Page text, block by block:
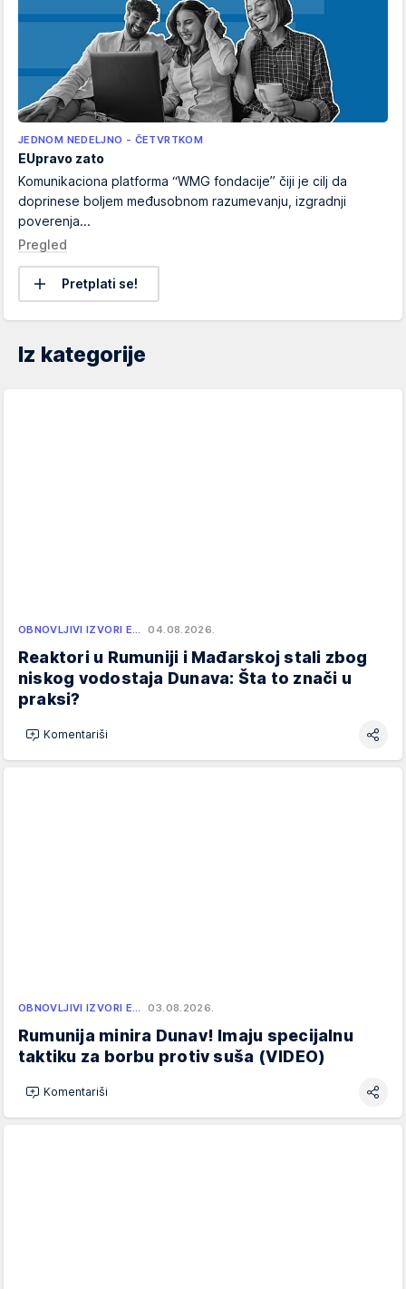
JEDNOM NEDELJNO - ČETVRTKOM
EUpravo zato
Komunikaciona platforma “WMG fondacije” čiji je cilj da
doprinese boljem međusobnom razumevanju, izgradnji
poverenja...
Pregled
Pretplati se!
Iz kategorije
OBNOVLJIVI IZVORI E… 04.08.2026.
Reaktori u Rumuniji i Mađarskoj stali zbog
niskog vodostaja Dunava: Šta to znači u
praksi?
Komentariši
OBNOVLJIVI IZVORI E… 03.08.2026.
Rumunija minira Dunav! Imaju specijalnu
taktiku za borbu protiv suša (VIDEO)
Komentariši